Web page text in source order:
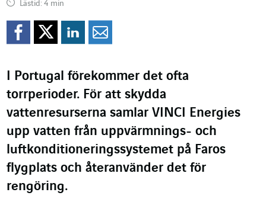
Lästid: 4 min
Dela på Facebook
Dela på Twitter
Dela på Linkedin
I Portugal förekommer det ofta
torrperioder. För att skydda
vattenresurserna samlar VINCI Energies
upp vatten från uppvärmnings- och
luftkonditioneringssystemet på Faros
flygplats och återanvänder det för
rengöring.